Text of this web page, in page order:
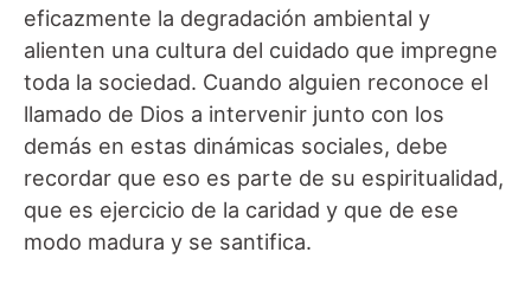
eficazmente la degradación ambiental y
alienten una cultura del cuidado que impregne
toda la sociedad. Cuando alguien reconoce el
llamado de Dios a intervenir junto con los
demás en estas dinámicas sociales, debe
recordar que eso es parte de su espiritualidad,
que es ejercicio de la caridad y que de ese
modo madura y se santifica.